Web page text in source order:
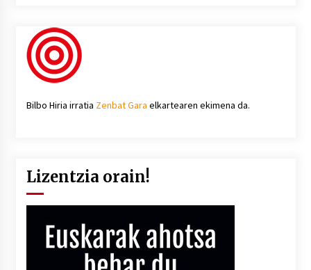
Bilbo Hiria irratia Zenbat Gara elkartearen ekimena da.
Lizentzia orain!